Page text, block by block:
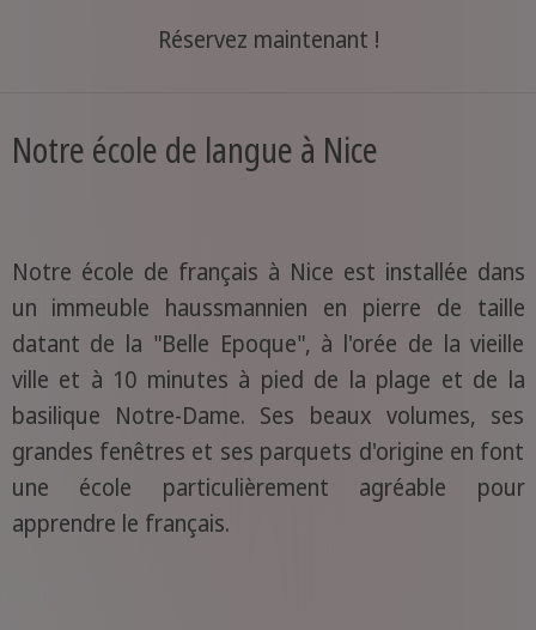
Réservez maintenant !
Notre école de langue à Nice
Notre école de français à Nice est installée dans
un immeuble haussmannien en pierre de taille
datant de la "Belle Epoque", à l'orée de la vieille
ville et à 10 minutes à pied de la plage et de la
basilique Notre-Dame. Ses beaux volumes, ses
grandes fenêtres et ses parquets d'origine en font
une école particulièrement agréable pour
apprendre le français.